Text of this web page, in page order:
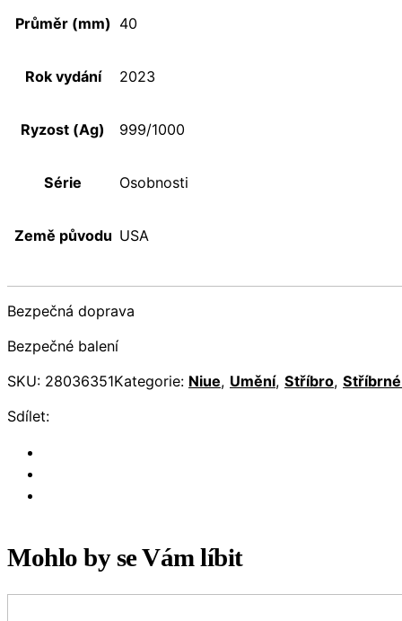
Průměr (mm) 40
Rok vydání 2023
Ryzost (Ag) 999/1000
Série Osobnosti
Země původu USA
Bezpečná doprava
Bezpečné balení
SKU: 28036351Kategorie: Niue, Umění, Stříbro,
Sdílet:
Mohlo by se Vám líbit